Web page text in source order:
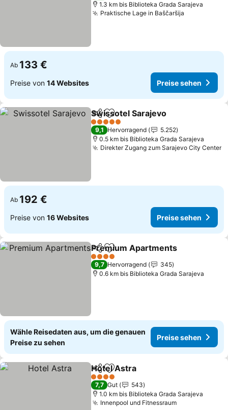
1.3 km bis Biblioteka Grada Sarajeva
Praktische Lage in Baščaršija
Ab 133 €
Preise von 14 Websites Preise sehen
TeilenZu Favoriten hinzufügen
Swissotel Sarajevo
5 Sterne
9,1 Hervorragend
5.252
0.5 km bis Biblioteka Grada Sarajeva
Direkter Zugang zum Sarajevo City Center
Ab 192 €
Preise von 16 Websites Preise sehen
TeilenZu Favoriten hinzufügen
Premium Apartments
4 Sterne
9,7 Hervorragend
345
0.6 km bis Biblioteka Grada Sarajeva
Wähle Reisedaten aus, um die genauen
Preise zu sehen
Preise sehen
TeilenZu Favoriten hinzufügen
Hotel Astra
4 Sterne
7,7 Gut
543
1.0 km bis Biblioteka Grada Sarajeva
Innenpool und FitnessraumPreise sehen